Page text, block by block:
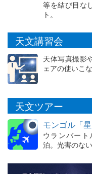
等を結び目な
ト。
天文講習会
天体写真撮影
ェアの使いこ
天文ツアー
モンゴル「
ウランバート
泊。光害のな